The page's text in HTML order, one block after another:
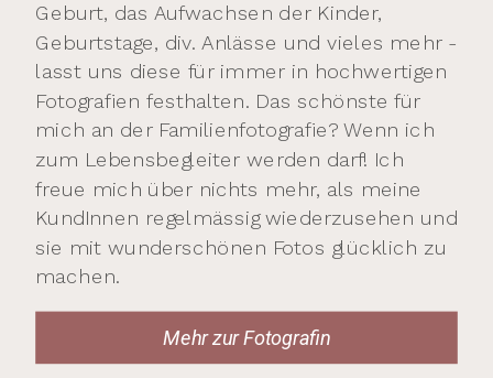
Geburt, das Aufwachsen der Kinder,
Geburtstage, div. Anlässe und vieles mehr -
lasst uns diese für immer in hochwertigen
Fotografien festhalten. Das schönste für
mich an der Familienfotografie? Wenn ich
zum Lebensbegleiter werden darf! Ich
freue mich über nichts mehr, als meine
KundInnen regelmässig wiederzusehen und
sie mit wunderschönen Fotos glücklich zu
machen.
Mehr zur Fotografin